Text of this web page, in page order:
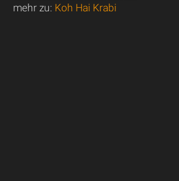
mehr zu: Koh Hai Krabi